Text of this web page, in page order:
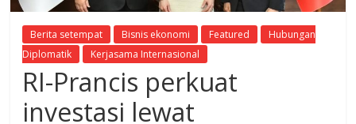
Berita setempat Bisnis ekonomi Featured
Hubungan
Diplomatik
Kerjasama Internasional
RI-Prancis perkuat
investasi lewat